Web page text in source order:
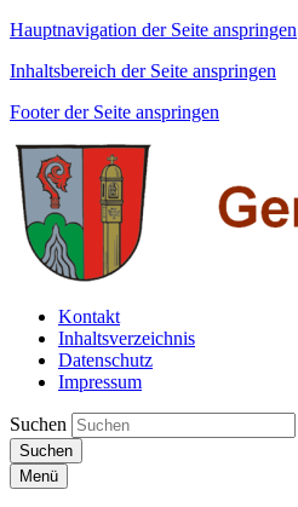
Hauptnavigation der Seite anspringen
Inhaltsbereich der Seite anspringen
Footer der Seite anspringen
Kontakt
Inhaltsverzeichnis
Datenschutz
Impressum
Suchen
Suchen
Menü